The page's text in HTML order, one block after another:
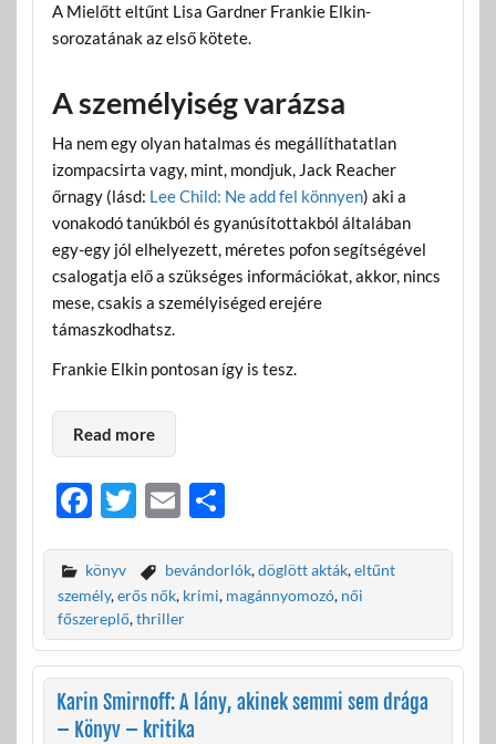
A Mielőtt eltűnt Lisa Gardner Frankie Elkin-
sorozatának az első kötete.
A személyiség varázsa
Ha nem egy olyan hatalmas és megállíthatatlan
izompacsirta vagy, mint, mondjuk, Jack Reacher
őrnagy (lásd: Lee Child: Ne add fel könnyen) aki a
vonakodó tanúkból és gyanúsítottakból általában
egy-egy jól elhelyezett, méretes pofon segítségével
csalogatja elő a szükséges információkat, akkor, nincs
mese, csakis a személyiséged erejére
támaszkodhatsz.
Frankie Elkin pontosan így is tesz.
Read more
F
e
b
o
o
k
T
itt
er
E
ail
O
za
m
e
g
könyv bevándorlók,döglött akták,eltűnt
személy,erős nők, krimi, magánnyomozó, női
főszereplő,thriller
Karin Smirnoff: A lány, akinek semmi sem drága
– Könyv – kritika